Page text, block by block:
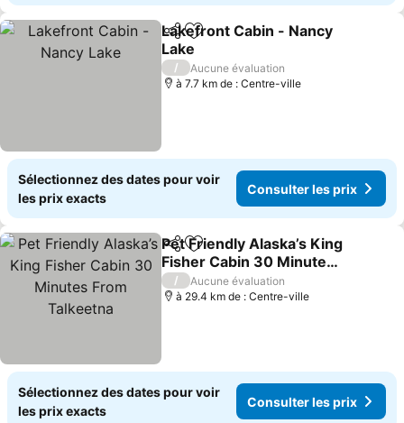
PartagerAjouter à mes favoris
Lakefront Cabin - Nancy
Lake
/
Aucune évaluation
à 7.7 km de : Centre-ville
Sélectionnez des dates pour voir
les prix exacts
Consulter les prix
PartagerAjouter à mes favoris
Pet Friendly Alaska’s King
Fisher Cabin 30 Minutes
From Talkeetna
/
Aucune évaluation
à 29.4 km de : Centre-ville
Sélectionnez des dates pour voir
les prix exacts
Consulter les prix